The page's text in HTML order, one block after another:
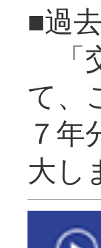
■過
「
て、
７
大